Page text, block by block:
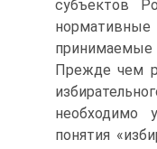
субъектов
Прежде чем
необходимо
понятия